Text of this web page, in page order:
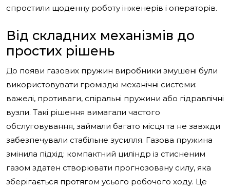
спростили щоденну роботу інженерів і операторів.
Від складних механізмів до
простих рішень
До появи газових пружин виробники змушені були
використовувати громіздкі механічні системи:
важелі, противаги, спіральні пружини або гідравлічні
вузли. Такі рішення вимагали частого
обслуговування, займали багато місця та не завжди
забезпечували стабільне зусилля. Газова пружина
змінила підхід: компактний циліндр із стисненим
газом здатен створювати прогнозовану силу, яка
зберігається протягом усього робочого ходу. Це